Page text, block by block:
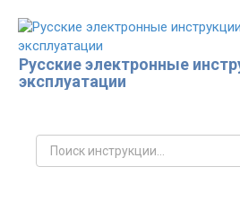
контенту
Русские электронные
эксплуатации
Поиск: